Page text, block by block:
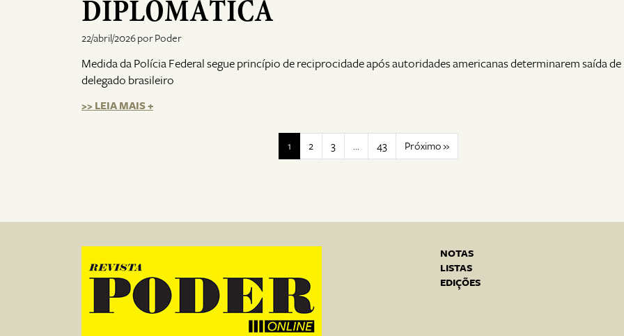
DIPLOMÁTICA
22/abril/2026 por Poder
Medida da Polícia Federal segue princípio de reciprocidade após autoridades americanas determinarem saída de
delegado brasileiro
>> LEIA MAIS +
1 2 3 43 Próximo »
NOTAS
LISTAS
EDIÇÕES